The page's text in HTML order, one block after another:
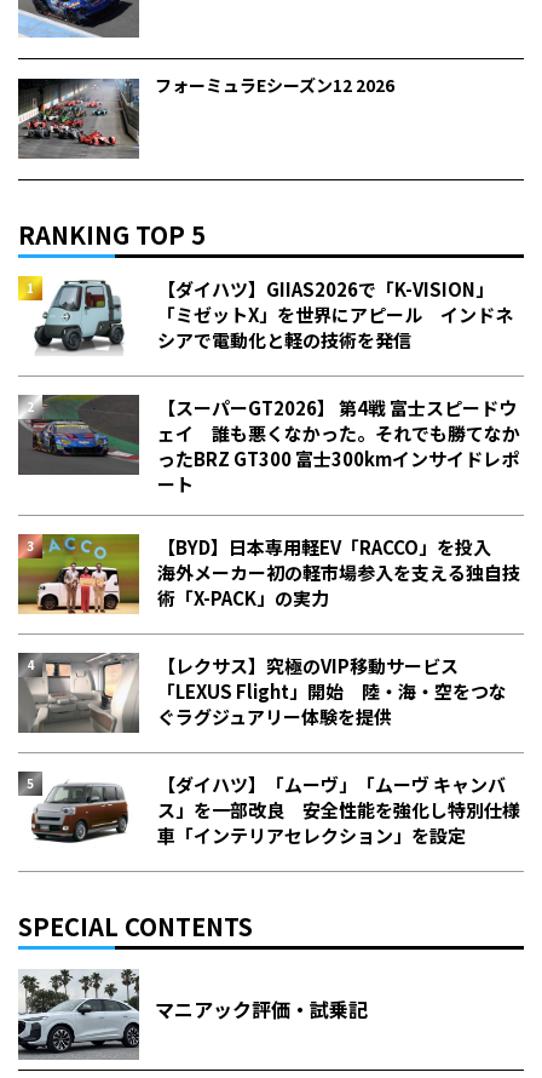
フォーミュラEシーズン12 2026
RANKING TOP 5
【ダイハツ】GIIAS2026で「K-VISION」
「ミゼットX」を世界にアピール インドネ
シアで電動化と軽の技術を発信
【スーパーGT2026】 第4戦 富士スピードウ
ェイ 誰も悪くなかった。それでも勝てなか
った――BRZ GT300 富士300kmインサイドレポ
ート
【BYD】日本専用軽EV「RACCO」を投入
海外メーカー初の軽市場参入を支える独自技
術「X-PACK」の実力
【レクサス】究極のVIP移動サービス
「LEXUS Flight」開始 陸・海・空をつな
ぐラグジュアリー体験を提供
【ダイハツ】「ムーヴ」「ムーヴ キャンバ
ス」を一部改良 安全性能を強化し特別仕様
車「インテリアセレクション」を設定
SPECIAL CONTENTS
マニアック評価・試乗記